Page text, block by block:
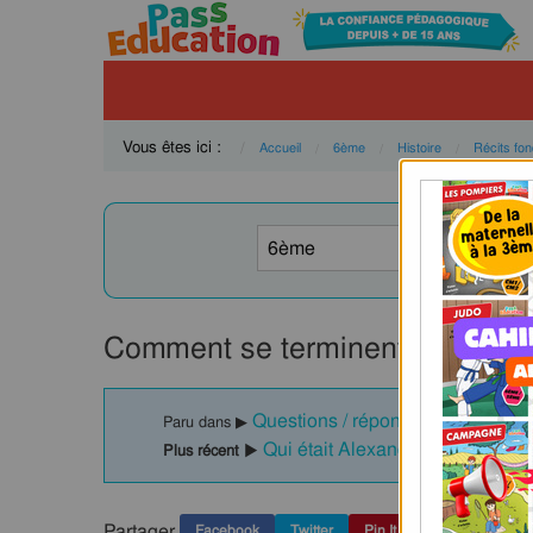
Vous êtes ici : Accueil 6ème Histoire Récits
Comment se terminent ces
Paru dans ▶ Questions / réponses - La
Plus récent ▶ Qui était Alexandre le Grand ?